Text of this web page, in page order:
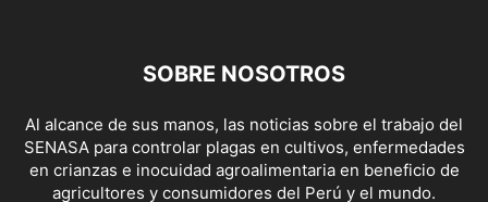
SOBRE NOSOTROS
Al alcance de sus manos, las noticias sobre el trabajo del
SENASA para controlar plagas en cultivos, enfermedades
en crianzas e inocuidad agroalimentaria en beneficio de
agricultores y consumidores del Perú y el mundo.